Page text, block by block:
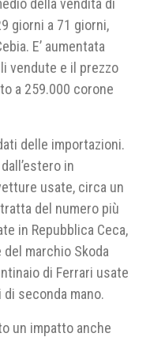
della vendita di
giorni a 71 giorni,
E’ aumentata
vendute e il prezzo
a 259.000 corone
delle importazioni.
in
usate, circa un
del numero più
in Repubblica Ceca,
marchio Skoda
di Ferrari usate
seconda mano.
un impatto anche